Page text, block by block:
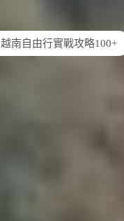
越南自由行實戰攻略100+